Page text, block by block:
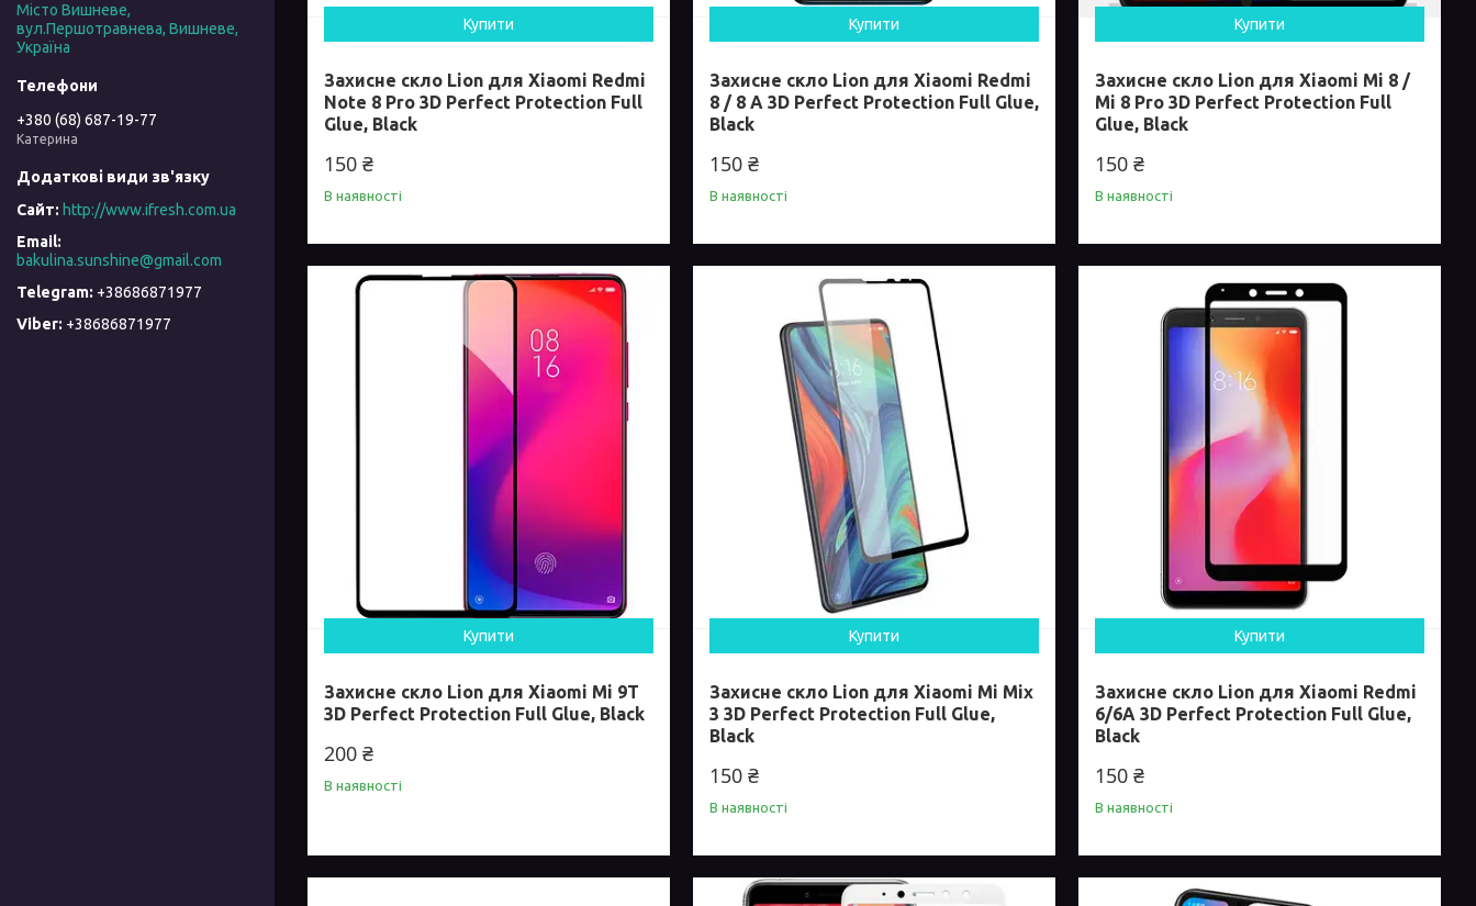
Купити
Захисне скло Lion для Xiaomi Redmi
Note 8 Pro 3D Perfect Protection Full
Glue, Black
150 ₴
В наявності
Купити
Захисне скло Lion для Xiaomi Redmi
8 / 8 A 3D Perfect Protection Full Glue,
Black
150 ₴
В наявності
Купити
Захисне скло Lion для Xiaomi Mi 8 /
Mi 8 Pro 3D Perfect Protection Full
Glue, Black
150 ₴
В наявності
Купити
Захисне скло Lion для Xiaomi Mi 9T
3D Perfect Protection Full Glue, Black
200 ₴
В наявності
Купити
Захисне скло Lion для Xiaomi Mi Mix
3 3D Perfect Protection Full Glue,
Black
150 ₴
В наявності
Купити
Захисне скло Lion для Xiaomi Redmi
6/6A 3D Perfect Protection Full Glue,
Black
150 ₴
В наявності
Місто Вишневе,
вул.Першотравнева, Вишневе,
Україна
+380 (68) 687-19-77
Катерина
http://www.ifresh.com.ua
bakulina.sunshine@gmail.com
+38686871977
+38686871977